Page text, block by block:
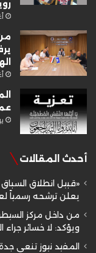
أحدث المقالات
«قبيل انطلاق
يعلن ترشحه رسمياً
من داخل مركز
ويؤكد: لا خسائر جراء
المفيد نيوز تنعى